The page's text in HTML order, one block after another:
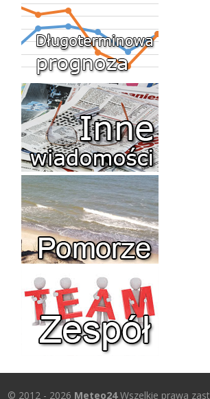
© 2012 - 2026 Meteo24Wszelkie prawa